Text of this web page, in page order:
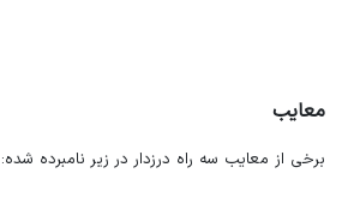
معایب
برخی از معایب سه راه درزدار در زیر نامبرده شده: